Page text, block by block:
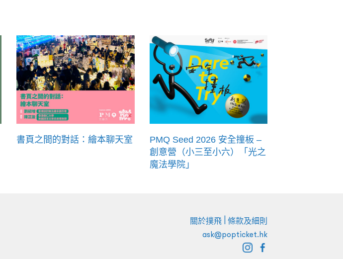
書頁之間的對話：繪本聊天室
PMQ Seed 2026 安全撞板 –
創意營（小三至小六）「光之
魔法學院」
關於撲飛 條款及細則
ask@popticket.hk